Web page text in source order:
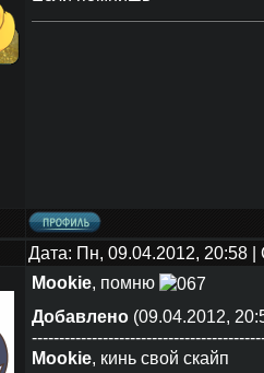
Дата: Пн, 09.04.2012, 20:58
Mookie, помню
Добавлено(09.04.2012,
Mookie, кинь свой скайп